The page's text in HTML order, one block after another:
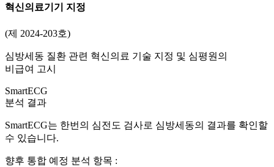
혁신의료기기 지정
(제 2024-203호)
심방세동 질환 관련 혁신의료 기술 지정 및 심평원의
비급여 고시
SmartECG
분석 결과
SmartECG는 한번의 심전도 검사로 심방세동의 결과를 확인할
수 있습니다.
향후 통합 예정 분석 항목 :